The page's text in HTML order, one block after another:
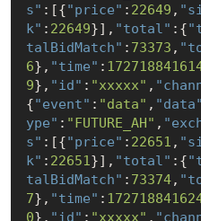
s" :[{"price" : 22649 ,
k" : 22649}], "total" :{
talBidMatch" : 73373 ,
6}, "time" :
9}, "id" : "xxxxx" ,
{"event" : "data" , "data"
ype" : "FUTURE_AH" ,
s" :[{"price" : 22651 ,
k" : 22651}], "total" :{
talBidMatch" : 73374,
7}, "time" :
0}, "id" : "xxxxx" ,